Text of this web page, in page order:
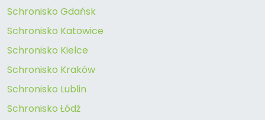
Schronisko Gdańsk
Schronisko Katowice
Schronisko Kielce
Schronisko Kraków
Schronisko Lublin
Schronisko Łódź